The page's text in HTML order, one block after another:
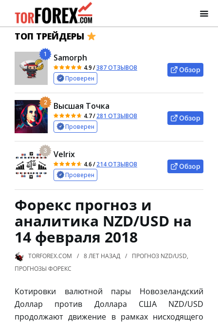
ТОП ТРЕЙДЕРЫ
1 Samorph
4.9/387 ОТЗЫВОВ
Проверен
Обзор
2 Высшая Точка
4.7/281 ОТЗЫВОВ
Проверен
Обзор
3 Velrix
4.6/214 ОТЗЫВОВ
Проверен
Обзор
Форекс прогноз и
аналитика NZD/USD на
14 февраля 2018
TORFOREX.COM 8 ЛЕТ НАЗАД ПРОГНОЗ NZD/USD,
ПРОГНОЗЫ ФОРЕКС
Котировки валютной пары Новозеландский
Доллар против Доллара США NZD/USD
продолжают движение в рамках нисходящего